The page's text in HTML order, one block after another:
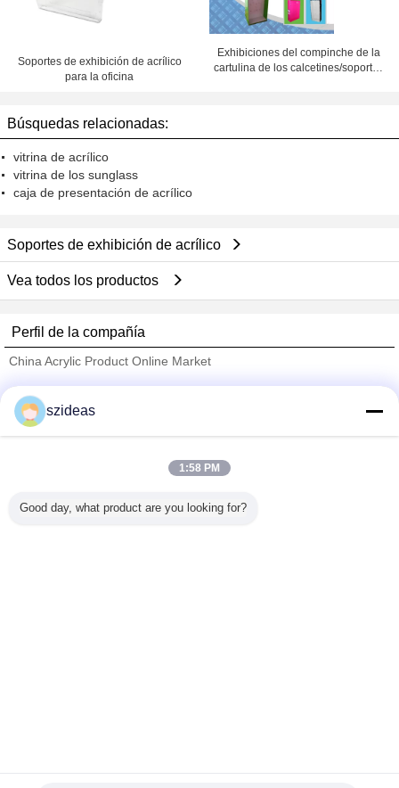
Soportes de exhibición de acrílico
para la oficina
Exhibiciones del compinche de la
cartulina de los calcetines/soportes
Búsquedas relacionadas:
vitrina de acrílico
vitrina de los sunglass
caja de presentación de acrílico
Soportes de exhibición de acrílico
Vea todos los productos
Perfil de la compañía
China Acrylic Product Online Market
Trust Seal
Todos los productos
szideas
1:58 PM
Good day, what product are you looking for?